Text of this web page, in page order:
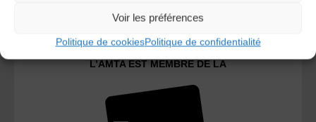
Voir les préférences
Politique de cookiesPolitique de confidentialité
L’AMTA EST MEMBRE DE LA